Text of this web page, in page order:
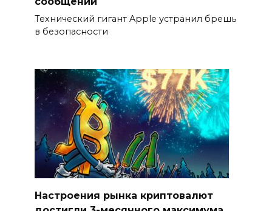
Технический гигант Apple устранил брешь
в безопасности
Настроения рынка криптовалют